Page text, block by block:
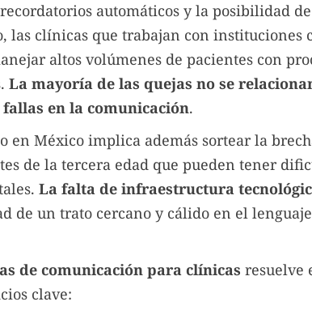
automáticos y la posibilidad
las clínicas que trabajan con instituciones
altos volúmenes de pacientes con
La mayoría de las quejas no se
en la comunicación.
en México implica además sortear la
de la tercera edad que pueden tener
La falta de infraestructura
de un trato cercano y cálido en el
de comunicación para clínicas resuelve
clave: